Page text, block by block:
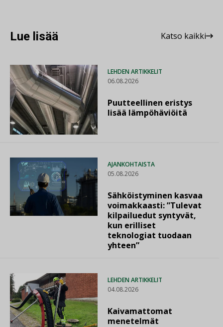
Lue lisää Katso kaikki
LEHDEN ARTIKKELIT
06.08.2026
Puutteellinen eristys
lisää lämpöhäviöitä
AJANKOHTAISTA
05.08.2026
Sähköistyminen kasvaa
voimakkaasti: ”Tulevat
kilpailuedut syntyvät,
kun erilliset
teknologiat tuodaan
yhteen”
LEHDEN ARTIKKELIT
04.08.2026
Kaivamattomat
menetelmät